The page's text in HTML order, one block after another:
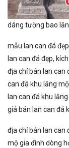
dáng tường bao
mẫu lan can đá
lan can đá đẹp,
địa chỉ bán lan can
can đá khu lăng
lan can đá khu
giá bán lan can đá
địa chỉ bán lan can
mộ gia đình dòng